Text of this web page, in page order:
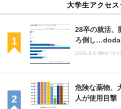
大学生アクセ
28卒の就活、
ろ倒し…doda
2026.8.5 Wed
危険な薬物、
人が使用目撃